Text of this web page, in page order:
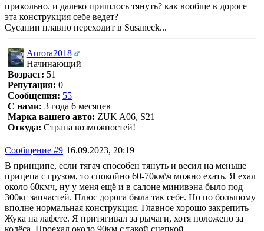
прикольно. и далеко пришлось тянуть? как вообще в дороге
эта конструкция себе ведет?
Сусанин плавно переходит в Susaneck...
Aurora2018
Начинающий
Возраст: 51
Репутация: 0
Сообщения: 55
С нами: 3 года 6 месяцев
Марка вашего авто: ZUK A06, S21
Откуда: Страна возможностей!
Сообщение #9 16.09.2023, 20:19
В принципе, если тягач способен тянуть и весил на меньше
прицепа с грузом, то спокойно 60-70км\ч можно ехать. Я ехал
около 60кмч, ну у меня ещё и в салоне минивэна было под
300кг запчастей. Плюс дорога была так себе. Но по большому
вполне нормальная конструкция. Главное хорошо закрепить
Жука на лафете. Я притягивал за рычаги, хотя положено за
колёса. Проехал около 90км с такой сцепкой.